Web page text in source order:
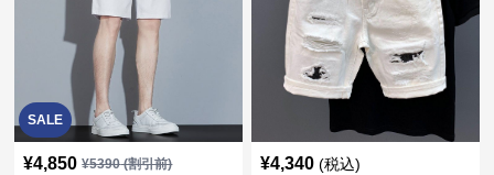
SALE
¥4,850 ¥5390(割引前) ¥4,340 (税込)